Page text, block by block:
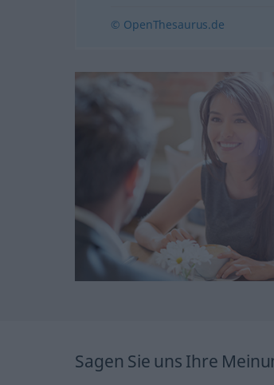
© OpenThesaurus.de
Sagen Sie uns Ihre